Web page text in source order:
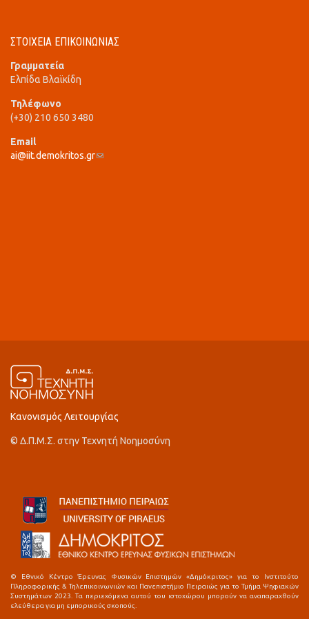
ΣΤΟΙΧΕΙΑ ΕΠΙΚΟΙΝΩΝΙΑΣ
Γραμματεία
Ελπίδα Βλαϊκίδη
Τηλέφωνο
(+30) 210 650 3480
Email
ai@iit.demokritos.gr(link sends e-mail)
Κανονισμός Λειτουργίας
© Δ.Π.Μ.Σ. στην Τεχνητή Νοημοσύνη
© Εθνικό Κέντρο Έρευνας Φυσικών Επιστημών «Δημόκριτος» για το Ινστιτούτο
Πληροφορικής & Τηλεπικοινωνιών και Πανεπιστήμιο Πειραιώς για το Τμήμα Ψηφιακών
Συστημάτων 2023. Τα περιεχόμενα αυτού του ιστοχώρου μπορούν να αναπαραχθούν
ελεύθερα για μη εμπορικούς σκοπούς.